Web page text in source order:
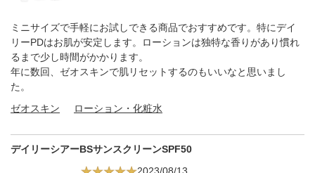
ミニサイズで手軽にお試しできる商品でおすすめです。特にデイ
リーPDはお肌が安定します。ローションは独特な香りがあり慣れ
るまで少し時間がかかります。
年に数回、ゼオスキンで肌リセットするのもいいなと思いまし
た。
ゼオスキン
ローション・化粧水
デイリーシアーBSサンスクリーンSPF50